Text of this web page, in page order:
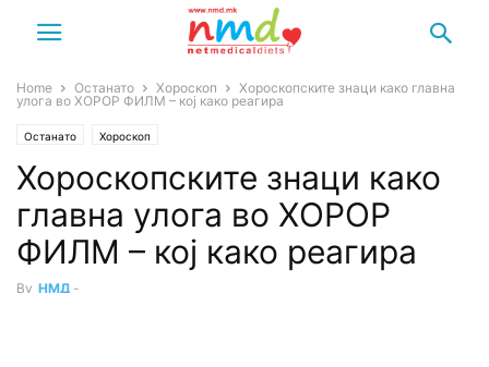
Home Останато Хороскоп
Хороскопските знаци како главна
улога во ХОРОР ФИЛМ – кој како реагира
Останато Хороскоп
Хороскопските знаци како
главна улога во ХОРОР
ФИЛМ – кој како реагира
By НМД -